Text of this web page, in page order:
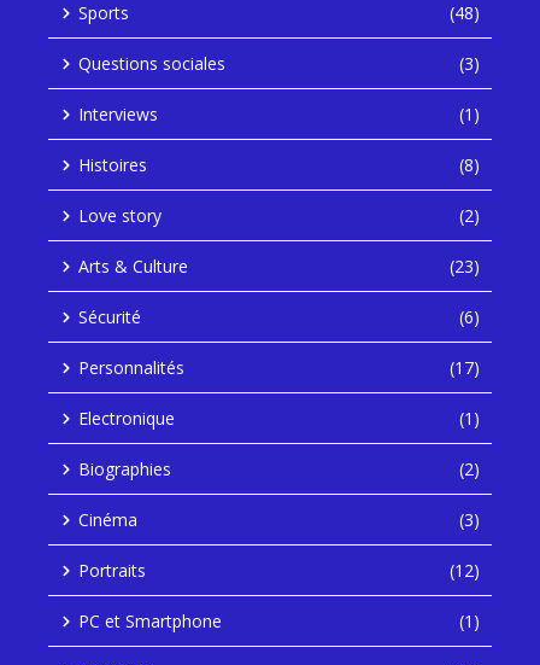
Sports (48)
Questions sociales (3)
Interviews (1)
Histoires (8)
Love story (2)
Arts & Culture (23)
Sécurité (6)
Personnalités (17)
Electronique (1)
Biographies (2)
Cinéma (3)
Portraits (12)
PC et Smartphone (1)